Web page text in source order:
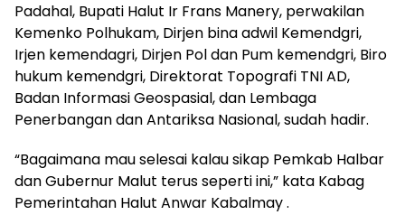
Padahal, Bupati Halut Ir Frans Manery, perwakilan
Kemenko Polhukam, Dirjen bina adwil Kemendgri,
Irjen kemendagri, Dirjen Pol dan Pum kemendgri, Biro
hukum kemendgri, Direktorat Topografi TNI AD,
Badan Informasi Geospasial, dan Lembaga
Penerbangan dan Antariksa Nasional, sudah hadir.
“Bagaimana mau selesai kalau sikap Pemkab Halbar
dan Gubernur Malut terus seperti ini,” kata Kabag
Pemerintahan Halut Anwar Kabalmay .